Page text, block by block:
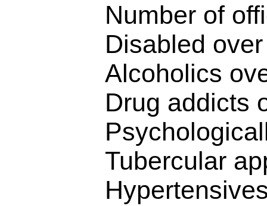
Number of
Disabled
Alcoholics
Drug addicts
Tubercular